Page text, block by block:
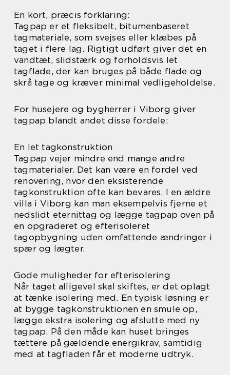
En kort, præcis forklaring:
Tagpap er et fleksibelt, bitumenbaseret
tagmateriale, som svejses eller klæbes på
taget i flere lag. Rigtigt udført giver det en
vandtæt, slidstærk og forholdsvis let
tagflade, der kan bruges på både flade og
skrå tage og kræver minimal vedligeholdelse.
For husejere og bygherrer i Viborg giver
tagpap blandt andet disse fordele:
En let tagkonstruktion
Tagpap vejer mindre end mange andre
tagmaterialer. Det kan være en fordel ved
renovering, hvor den eksisterende
tagkonstruktion ofte kan bevares. I en ældre
villa i Viborg kan man eksempelvis fjerne et
nedslidt eternittag og lægge tagpap oven på
en opgraderet og efterisoleret
tagopbygning uden omfattende ændringer i
spær og lægter.
Gode muligheder for efterisolering
Når taget alligevel skal skiftes, er det oplagt
at tænke isolering med. En typisk løsning er
at bygge tagkonstruktionen en smule op,
lægge ekstra isolering og afslutte med ny
tagpap. På den måde kan huset bringes
tættere på gældende energikrav, samtidig
med at tagfladen får et moderne udtryk.